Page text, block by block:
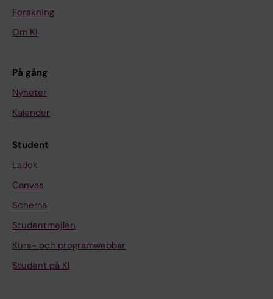
Forskning
Om KI
På gång
Nyheter
Kalender
Student
Ladok
Canvas
Schema
Studentmejlen
Kurs- och programwebbar
Student på KI